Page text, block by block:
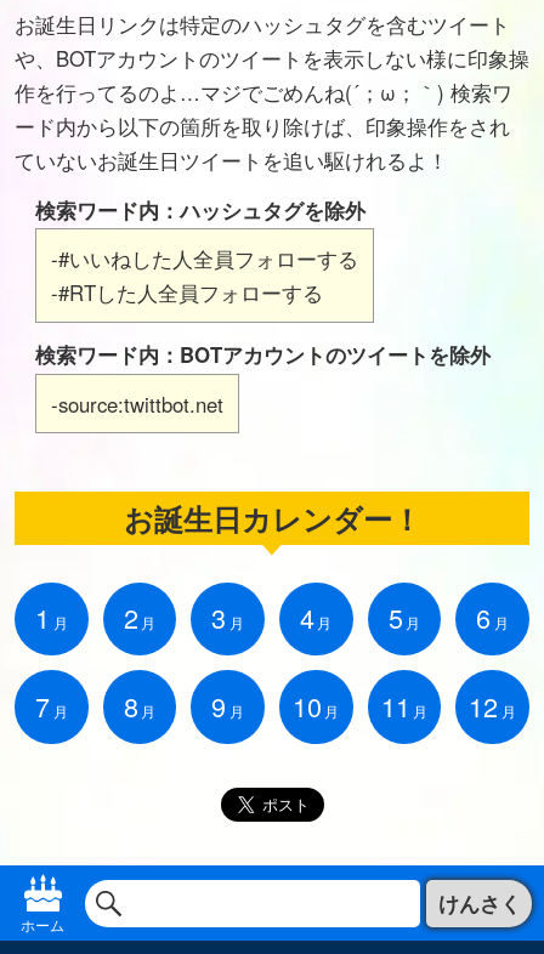
お誕生日リンクは特定のハッシュタグを含むツイート
や、BOTアカウントのツイートを表示しない様に印象操
作を行ってるのよ…マジでごめんね(´；ω；｀) 検索ワ
ード内から以下の箇所を取り除けば、印象操作をされ
ていないお誕生日ツイートを追い駆けれるよ！
検索ワード内：ハッシュタグを除外
-#いいねした人全員フォローする
-#RTした人全員フォローする
検索ワード内：BOTアカウントのツイートを除外
-source:twittbot.net
お誕生日カレンダー！
1 月 2 月 3 月 4 月 5 月 6 月
7 月 8 月 9 月 10 月 11 月 12 月
ホーム
けんさく